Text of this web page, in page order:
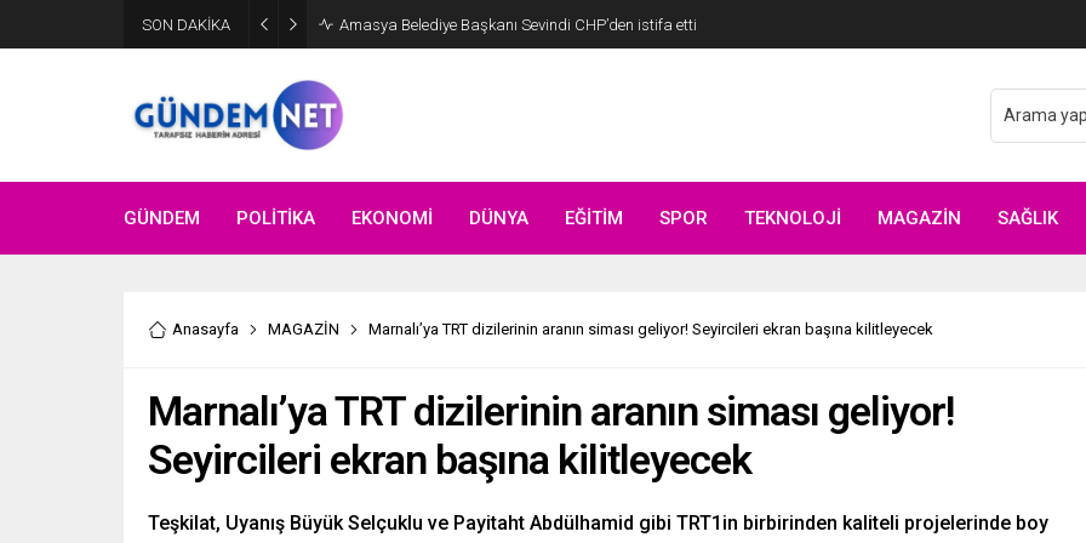
SON DAKİKA Amasya Belediye Başkanı Sevindi CHP’den istifa etti
GÜNDEM POLİTİKA EKONOMİ DÜNYA EĞİTİM SPOR TEKNOLOJİ MAGAZİN SAĞLIK
Anasayfa MAGAZİN Marnalı’ya TRT dizilerinin aranın siması geliyor! Seyircileri ekran başına kilitleyecek
Marnalı’ya TRT dizilerinin aranın siması geliyor!
Seyircileri ekran başına kilitleyecek
Teşkilat, Uyanış Büyük Selçuklu ve Payitaht Abdülhamid gibi TRT1in birbirinden kaliteli projelerinde boy